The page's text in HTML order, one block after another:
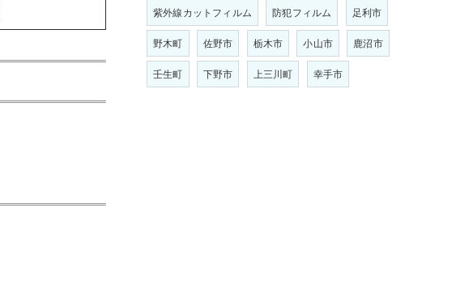
紫外線カットフィルム 防犯フィルム 足利市
野木町 佐野市 栃木市 小山市 鹿沼市
壬生町 下野市 上三川町 幸手市